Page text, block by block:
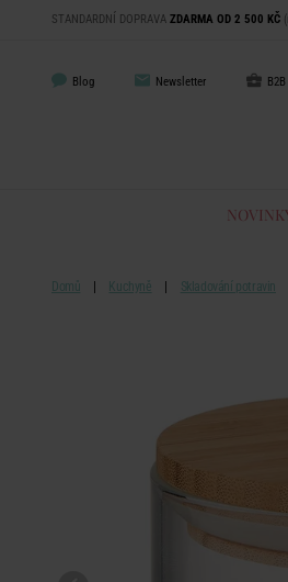
STANDARDNÍ DOPRAVA ZDARMA OD 2 500 KČ
Blog Newsletter B2B
Domů Kuchyně Skladování potravin